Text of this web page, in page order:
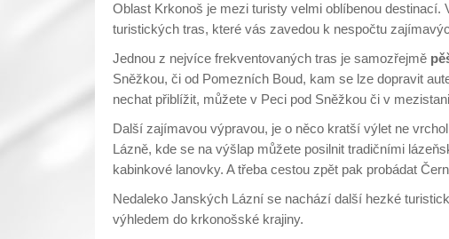
Oblast Krkonoš je mezi turisty velmi oblíbenou
turistických tras, které vás zavedou k nespočtu
Jednou z nejvíce frekventovaných tras je samozřejmě
Sněžkou, či od Pomezních Boud, kam se lze dopravit
nechat přiblížit, můžete v Peci pod Sněžkou či v
Další zajímavou výpravou, je o něco kratší výlet ne vrchol
Lázně, kde se na výšlap můžete posilnit tradičními
kabinkové lanovky. A třeba cestou zpět pak probádat
Nedaleko Janských Lázní se nachází další hezké
výhledem do krkonošské krajiny.